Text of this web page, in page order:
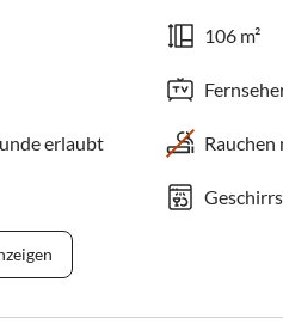
106 m²
erlaubt